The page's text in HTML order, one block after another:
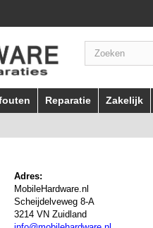
Reparatie Zakelijk
Adres:
MobileHardware.nl
Scheijdelveweg 8-A
3214 VN Zuidland